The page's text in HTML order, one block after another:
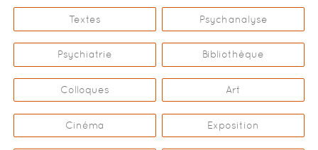
Textes Psychanalyse
Psychiatrie Bibliothèque
Colloques Art
Cinéma Exposition